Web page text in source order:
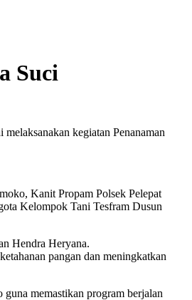
Suci
kegiatan Penanaman
Kanit Propam Polsek Pelepat
Kelompok Tani Tesfram Dusun
Hendra Heryana.
pangan dan meningkatkan
memastikan program berjalan